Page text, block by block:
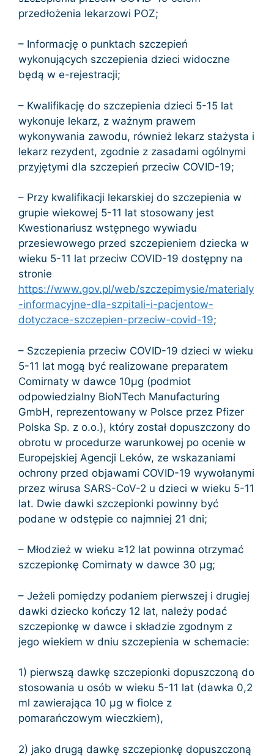
przedłożenia lekarzowi POZ;
– Informację o punktach szczepień
wykonujących szczepienia dzieci widoczne
będą w e-rejestracji;
– Kwalifikację do szczepienia dzieci 5-15 lat
wykonuje lekarz, z ważnym prawem
wykonywania zawodu, również lekarz stażysta i
lekarz rezydent, zgodnie z zasadami ogólnymi
przyjętymi dla szczepień przeciw COVID-19;
– Przy kwalifikacji lekarskiej do szczepienia w
grupie wiekowej 5-11 lat stosowany jest
Kwestionariusz wstępnego wywiadu
przesiewowego przed szczepieniem dziecka w
wieku 5-11 lat przeciw COVID-19 dostępny na
stronie
https://www.gov.pl/web/szczepimysie/materialy
-informacyjne-dla-szpitali-i-pacjentow-
dotyczace-szczepien-przeciw-covid-19;
– Szczepienia przeciw COVID-19 dzieci w wieku
5-11 lat mogą być realizowane preparatem
Comirnaty w dawce 10µg (podmiot
odpowiedzialny BioNTech Manufacturing
GmbH, reprezentowany w Polsce przez Pfizer
Polska Sp. z o.o.), który został dopuszczony do
obrotu w procedurze warunkowej po ocenie w
Europejskiej Agencji Leków, ze wskazaniami
ochrony przed objawami COVID-19 wywołanymi
przez wirusa SARS-CoV-2 u dzieci w wieku 5-11
lat. Dwie dawki szczepionki powinny być
podane w odstępie co najmniej 21 dni;
– Młodzież w wieku ≥12 lat powinna otrzymać
szczepionkę Comirnaty w dawce 30 µg;
– Jeżeli pomiędzy podaniem pierwszej i drugiej
dawki dziecko kończy 12 lat, należy podać
szczepionkę w dawce i składzie zgodnym z
jego wiekiem w dniu szczepienia w schemacie:
1) pierwszą dawkę szczepionki dopuszczoną do
stosowania u osób w wieku 5-11 lat (dawka 0,2
ml zawierająca 10 µg w fiolce z
pomarańczowym wieczkiem),
2) jako drugą dawkę szczepionkę dopuszczoną